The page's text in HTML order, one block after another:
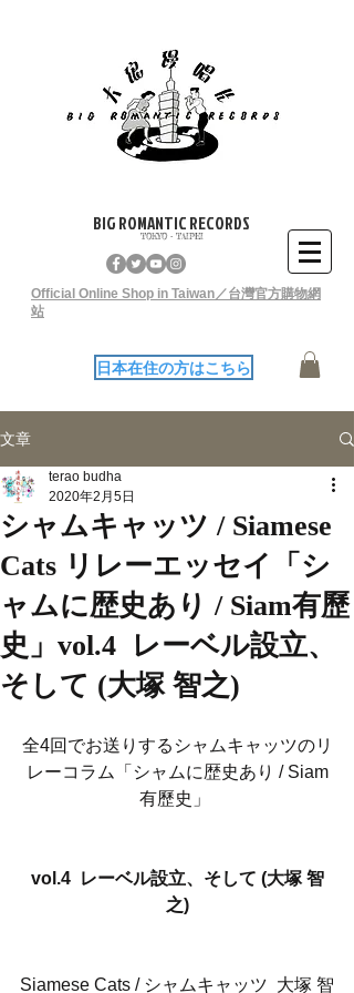
BIG ROMANTIC RECORDS
TOKYO - TAIPEI
Official Online Shop in Taiwan／台灣官方購物網
站
日本在住の方はこちら
文章
シャムキャッツ / Siamese
Cats リレーエッセイ「シ
ャムに歴史あり / Siam有歷
史」vol.4 レーベル設立、
そして (大塚 智之)
terao budha
2020年2月5日
全4回でお送りするシャムキャッツのリ
レーコラム「シャムに歴史あり / Siam
有歷史」
vol.4  レーベル設立、そして (大塚 智
之)
Siamese Cats / シャムキャッツ  大塚 智